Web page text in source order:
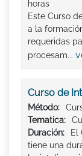
horas
Este Curso
a la
requeridas
procesam...
Curso de
Método:
Tematica:
Duración:
El
tiene una